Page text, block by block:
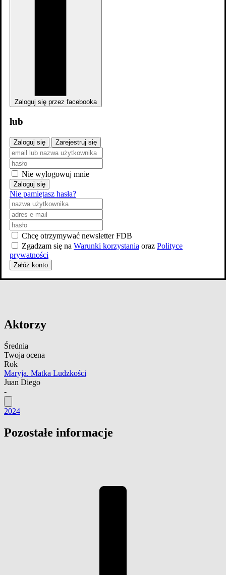
Aktorzy
Średnia
Twoja ocena
Rok
Maryja. Matka Ludzkości
Juan Diego
-
2024
Pozostałe informacje
Zaloguj się przez facebooka
lub
Zaloguj się Zarejestruj się
Nie wylogowuj mnie
Zaloguj się
Nie pamiętasz hasła?
Chcę otrzymywać newsletter FDB
Zgadzam się na Warunki korzystania oraz Polityce
prywatności
Załóż konto